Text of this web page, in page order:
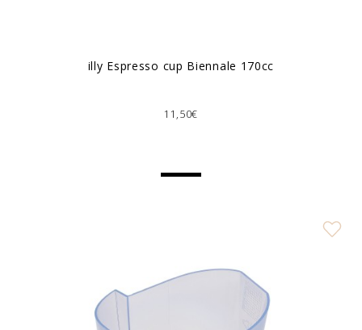
illy Espresso cup Biennale 170cc
11,50€